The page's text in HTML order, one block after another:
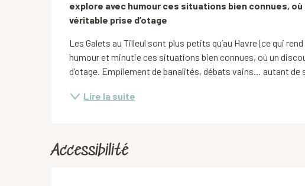
explore avec humour ces situations bien connues,
véritable prise d’otage
Les Galets au Tilleul sont plus petits qu’au Havre (ce qui
humour et minutie ces situations bien connues, où un
d’otage. Empilement de banalités, débats vains… autant
Lire la suite
Accessibilité